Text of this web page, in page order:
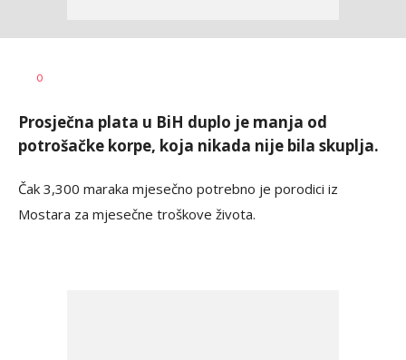
AUTOR
0
Prosječna plata u BiH duplo je manja od
potrošačke korpe, koja nikada nije bila skuplja.
Čak 3,300 maraka mjesečno potrebno je porodici iz
Mostara za mjesečne troškove života.